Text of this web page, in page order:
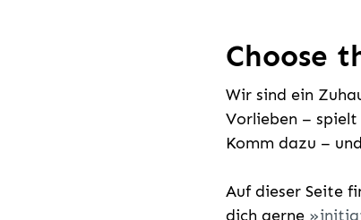
Choose
Wir sind ein
Vorlieben – spielt
Komm dazu –
Auf dieser Seite
dich gerne